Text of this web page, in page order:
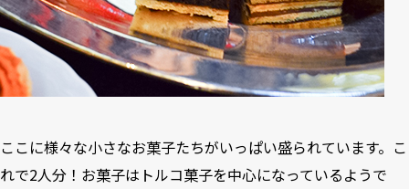
ここに様々な小さなお菓子たちがいっぱい盛られています。こ
れで2人分！お菓子はトルコ菓子を中心になっているようで